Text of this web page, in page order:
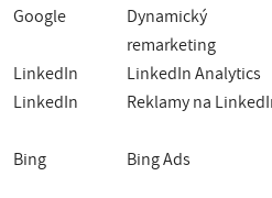
Google
Dynamický
remarketing
LinkedIn
LinkedIn Analytics
LinkedIn
Reklamy na
Bing
Bing Ads